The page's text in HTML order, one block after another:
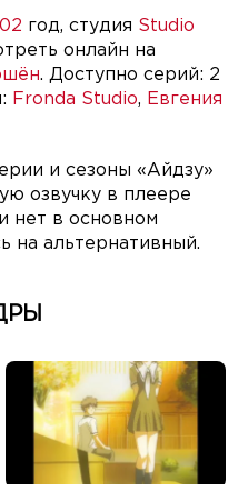
год, студия Studio
онлайн на
. Доступно серий: 2
Fronda Studio, Евгения
и сезоны «Айдзу»
озвучку в плеере
нет в основном
на альтернативный.